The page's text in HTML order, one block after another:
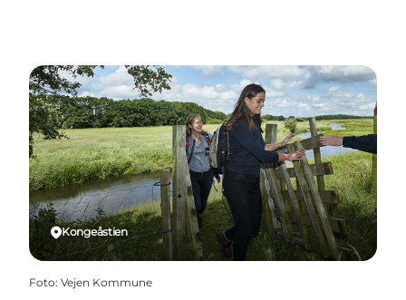
Kongeåstien
Foto: Vejen Kommune